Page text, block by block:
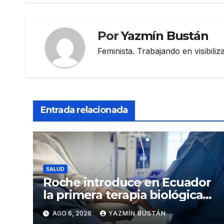
PorYazmín Bustán
Feminista. Trabajando en
Entrada relacionada
SALUD
Roche introduce en Ecuador
la primera terapia biológica
de precisión capaz de
detener el daño renal por
AGO 6, 2026 YAZMÍN BUSTÁN